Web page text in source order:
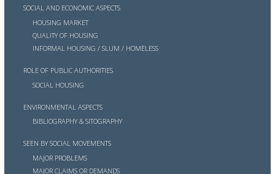
SOCIAL AND ECONOMIC ASPECTS
HOUSING MARKET
QUALITY OF HOUSING
INFORMAL HOUSING / SLUM / HOMELESS
ROLE OF PUBLIC AUTHORITIES
SOCIAL HOUSING
ENVIRONMENTAL ASPECTS
BIBLIOGRAPHY & SITOGRAPHY
SEEN BY SOCIAL MOVEMENTS
MAJOR PROBLEMS
MAJOR CLAIMS OR DEMANDS